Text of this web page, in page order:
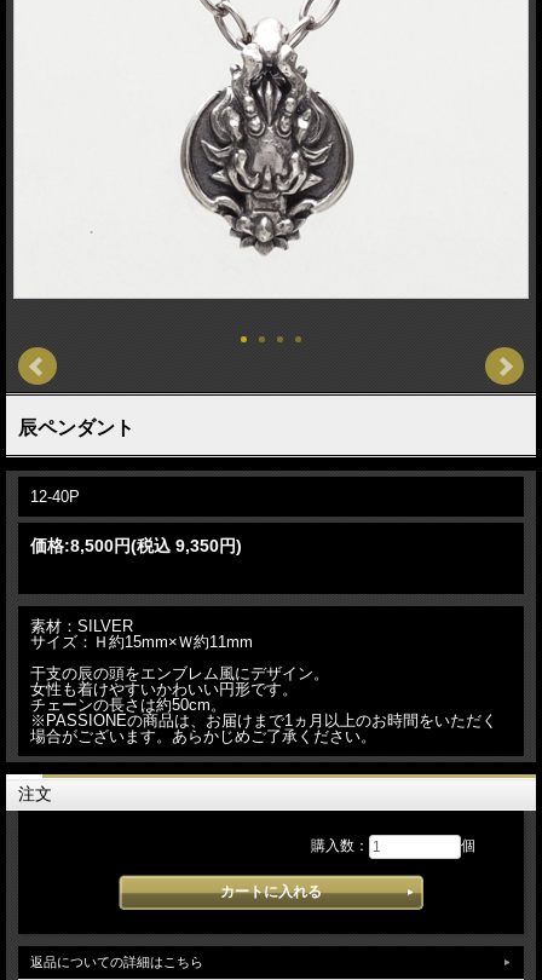
辰ペンダント
12-40P
価格:8,500円(税込 9,350円)
素材：SILVER
サイズ：Ｈ約15mm×Ｗ約11mm
干支の辰の頭をエンブレム風にデザイン。
女性も着けやすいかわいい円形です。
チェーンの長さは約50cm。
※PASSIONEの商品は、お届けまで1ヵ月以上のお時間をいただく
場合がございます。あらかじめご了承ください。
注文
購入数： 個
返品についての詳細はこちら